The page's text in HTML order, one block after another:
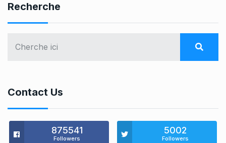
Recherche
Contact Us
875541
Followers
5002
Followers